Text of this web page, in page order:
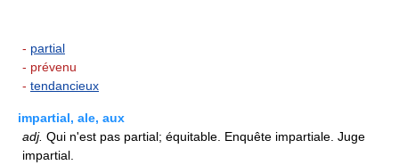
- partial
- prévenu
- tendancieux
impartial, ale, aux
adj. Qui n'est pas partial; équitable. Enquête impartiale. Juge
impartial.